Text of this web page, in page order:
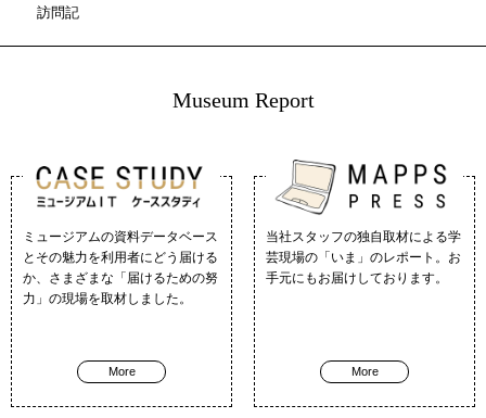
訪問記
Museum Report
ミュージアムの資料データベース
とその魅力を利用者にどう届ける
か、さまざまな「届けるための努
力」の現場を取材しました。
More
当社スタッフの独自取材による学
芸現場の「いま」のレポート。お
手元にもお届けしております。
More